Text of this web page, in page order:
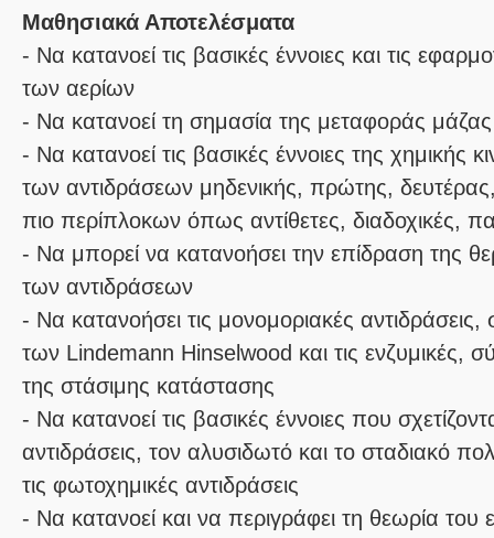
Μαθησιακά Αποτελέσματα
- Να κατανοεί τις βασικές έννοιες και τις
των αερίων
- Να κατανοεί τη σημασία της μεταφοράς μάζας
- Να κατανοεί τις βασικές έννοιες της χημικής
των αντιδράσεων μηδενικής, πρώτης,
πιο περίπλοκων όπως αντίθετες, διαδοχικές,
- Να μπορεί να κατανοήσει την επίδραση της
των αντιδράσεων
- Να κατανοήσει τις μονομοριακές
των Lindemann Hinselwood και τις ενζυμικές,
της στάσιμης κατάστασης
- Να κατανοεί τις βασικές έννοιες που
αντιδράσεις, τον αλυσιδωτό και το σταδιακό
τις φωτοχημικές αντιδράσεις
- Να κατανοεί και να περιγράφει τη θεωρία του